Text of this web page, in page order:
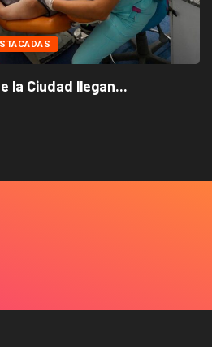
la Ciudad llegan...